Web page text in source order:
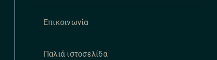
Επικοινωνία
Παλιά ιστοσελίδα